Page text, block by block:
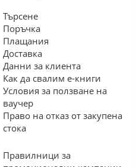
Търсене
Поръчка
Плащания
Доставка
Данни за клиента
Как да свалим е-книги
Условия за ползване на
ваучер
Право на отказ от закупена
стока
Правилници за